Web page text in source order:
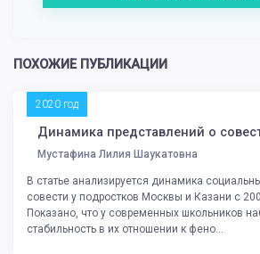
ПОХОЖИЕ ПУБЛИКАЦИИ
2020 год
Динамика представлений о
Мустафина Лилия Шаукатовна
В статье анализируется динамика
совести у подростков Москвы и Казани с
Показано, что у современных школьников
стабильность в их отношении к фено...